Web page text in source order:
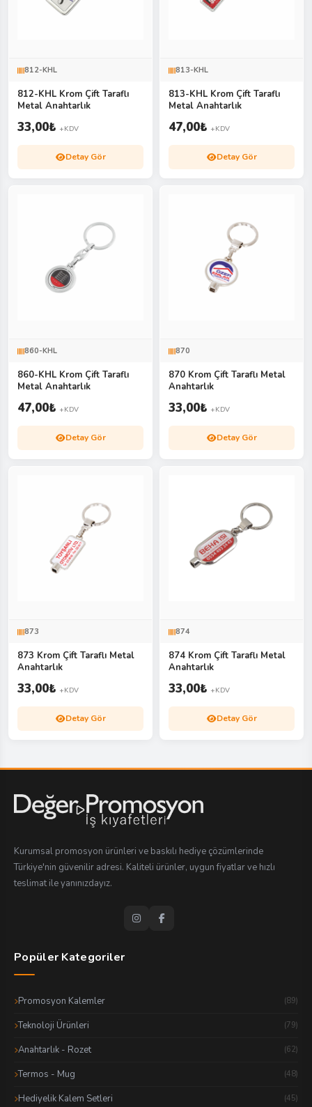
812-KHL
812-KHL Krom Çift Taraflı
Metal Anahtarlık
33,00₺ +KDV
Detay Gör
813-KHL
813-KHL Krom Çift Taraflı
Metal Anahtarlık
47,00₺ +KDV
Detay Gör
860-KHL
860-KHL Krom Çift Taraflı
Metal Anahtarlık
47,00₺ +KDV
Detay Gör
870
870 Krom Çift Taraflı Metal
Anahtarlık
33,00₺ +KDV
Detay Gör
873
873 Krom Çift Taraflı Metal
Anahtarlık
33,00₺ +KDV
Detay Gör
874
874 Krom Çift Taraflı Metal
Anahtarlık
33,00₺ +KDV
Detay Gör
Kurumsal promosyon ürünleri ve baskılı hediye çözümlerinde
Türkiye'nin güvenilir adresi. Kaliteli ürünler, uygun fiyatlar ve hızlı
teslimat ile yanınızdayız.
Popüler Kategoriler
Promosyon Kalemler (89)
Teknoloji Ürünleri (79)
Anahtarlık - Rozet (62)
Termos - Mug (48)
Hediyelik Kalem Setleri (45)